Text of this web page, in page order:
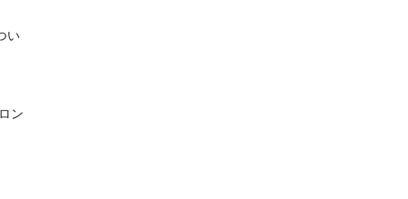
い
ン